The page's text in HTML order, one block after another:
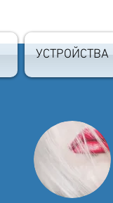
УСТРОЙСТВА